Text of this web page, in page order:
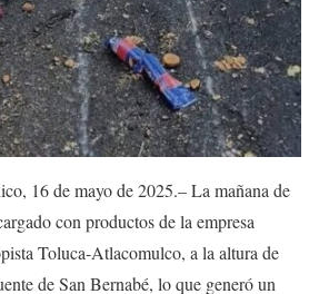
16 de mayo de 2025.– La mañana de
con productos de la empresa
Toluca-Atlacomulco, a la altura de
de San Bernabé, lo que generó un